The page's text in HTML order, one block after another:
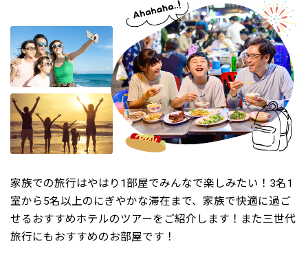
家族での旅行はやはり1部屋でみんなで楽しみたい！3名1
室から5名以上のにぎやかな滞在まで、家族で快適に過ご
せるおすすめホテルのツアーをご紹介します！また三世代
旅行にもおすすめのお部屋です！